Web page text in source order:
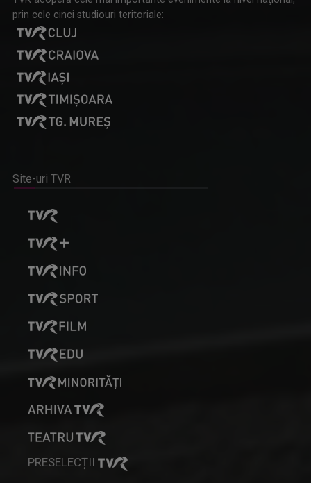
prin cele cinci studiouri teritoriale:
Site-uri TVR
PRESELECȚII